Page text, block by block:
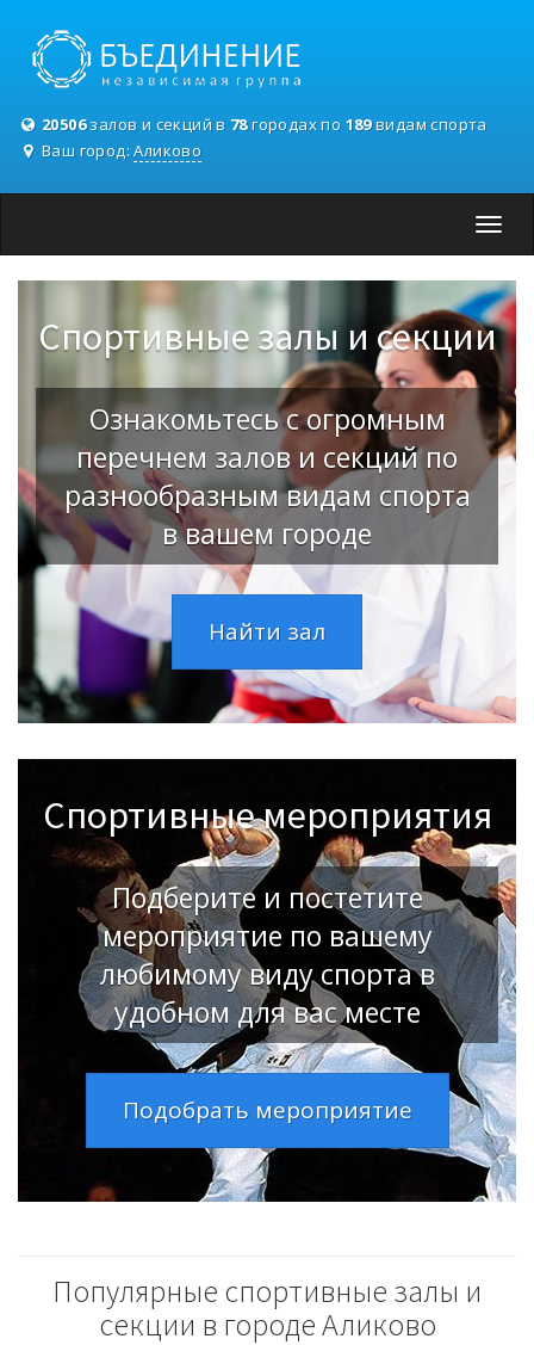
20506залов и секций в 78городах по 189видам спорта
Ваш город:Аликово
Спортивные залы и секции
Ознакомьтесь с огромным
перечнем залов и секций по
разнообразным видам спорта
в вашем городе
Найти зал
Спортивные мероприятия
Подберите и постетите
мероприятие по вашему
любимому виду спорта в
удобном для вас месте
Подобрать мероприятие
Популярные спортивные залы и
секции в городе Аликово